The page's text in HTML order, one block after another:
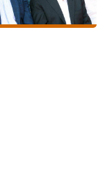
Kesici: